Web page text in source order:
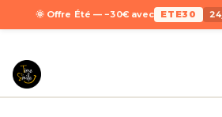
🌞 Offre Été — −30€ avec ETE30